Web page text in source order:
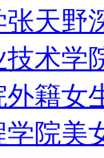
天野
术学
籍女
院美